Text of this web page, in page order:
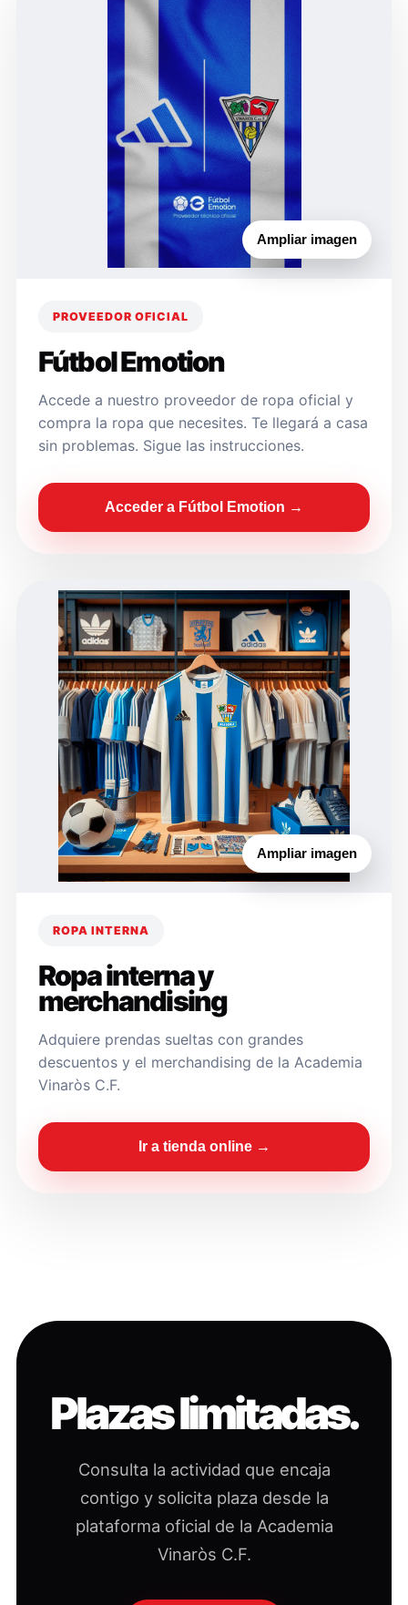
Ampliar imagen
PROVEEDOR OFICIAL
Fútbol Emotion
Accede a nuestro proveedor de ropa oficial y
compra la ropa que necesites. Te llegará a casa
sin problemas. Sigue las instrucciones.
Acceder a Fútbol Emotion →
Ampliar imagen
ROPA INTERNA
Ropa interna y
merchandising
Adquiere prendas sueltas con grandes
descuentos y el merchandising de la Academia
Vinaròs C.F.
Ir a tienda online →
Plazas limitadas.
Consulta la actividad que encaja
contigo y solicita plaza desde la
plataforma oficial de la Academia
Vinaròs C.F.